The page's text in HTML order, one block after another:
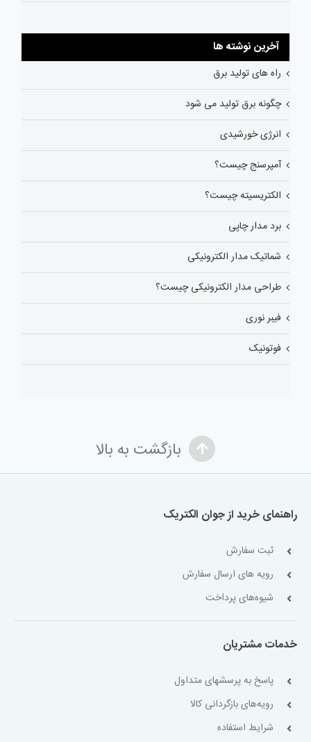
آخرین نوشته ها
راه های تولید برق
چگونه برق تولید می شود
انرژی خورشیدی
آمپرسنج چیست؟
الکتریسیته چیست؟
برد مدار چاپی
شماتیک مدار الکترونیکی
طراحی مدار الکترونیکی چیست؟
فیبر نوری
فوتونیک
بازگشت به بالا
راهنمای خرید از جوان الکتریک
ثبت سفارش
رویه های ارسال سفارش
شیوه‌های پرداخت
خدمات مشتریان
پاسخ به پرسشهای متداول
رویه‌های بازگردانی کالا
شرایط استفاده